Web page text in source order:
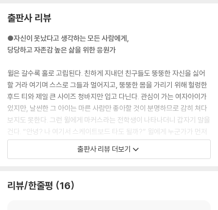
먹는 게 문제라고……
문제 중
하나라고……
난 알 수가 없었다고……
난 뭘 해야 할지
몰랐다고
그래서 난
슬픔을 잊으려고
음식을 더 많이
--- pp.304~305
내가 그토록 자주
느낀 기분이구나.
를 혐오하는 사람들에게 꼭 필요한 필독서!
출판사 리뷰
●자신이 못났다고 생각하는 모든 사람에게,
당당하고 자존감 높은 삶을 위한 응원가
윌은 갈수록 홀로 고립된다. 친하게 지내던 친구들도 뚱뚱한 자신을 싫어
할 거라 여기며 스스로 그들과 멀어지고, 뚱뚱한 몸을 가리기 위해 헐렁한
후드 티와 제일 큰 사이즈 청바지만 입고 다닌다. 관심이 가는 여자아이가
있지만, 날씬한 그 아이는 마른 사람만 좋아할 것이 분명하므로 감히 쳐다
보지도 못한다. 그런 윌에게 마커스라는 전학생이 나타나더니 갑자기 말을
건다. “안녕? 나 여기서 스케이트보드 타도 될까?” 윌에게 누군가가 먼저
말을 거는 건 너무나도 오랜만의 일이라 윌은 어떻게 대꾸해야 할지도 모
른다. 하지만 멍한 상태에서 마커스가 스케이트보드 타는 것을 보며 무언
걔는/ 아주 편안해 보였다.// 아주/ 당당해 보였다.// 바로/ 이거구나.// 내
출판사 리뷰 더보기
리뷰/한줄평 16